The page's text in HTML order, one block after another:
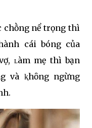
chṑng nể trọng thì
cái bóng của
ʟàm mẹ thì bạn
và ⱪhȏng ngừng